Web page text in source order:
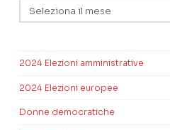
2024 Elezioni amministrative
2024 Elezioni europee
Donne democratiche